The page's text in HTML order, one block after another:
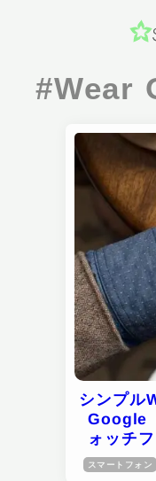
#Wear
シンプル
Google
ォッチ
スマートフォン